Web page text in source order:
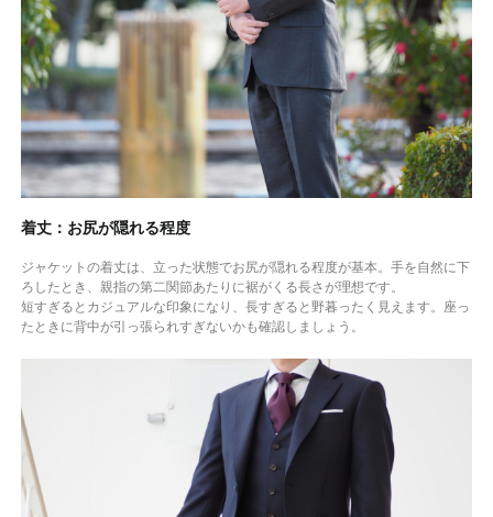
着丈：お尻が隠れる程度
ジャケットの着丈は、立った状態でお尻が隠れる程度が基本。手を自然に下
ろしたとき、親指の第二関節あたりに裾がくる長さが理想です。
短すぎるとカジュアルな印象になり、長すぎると野暮ったく見えます。座っ
たときに背中が引っ張られすぎないかも確認しましょう。